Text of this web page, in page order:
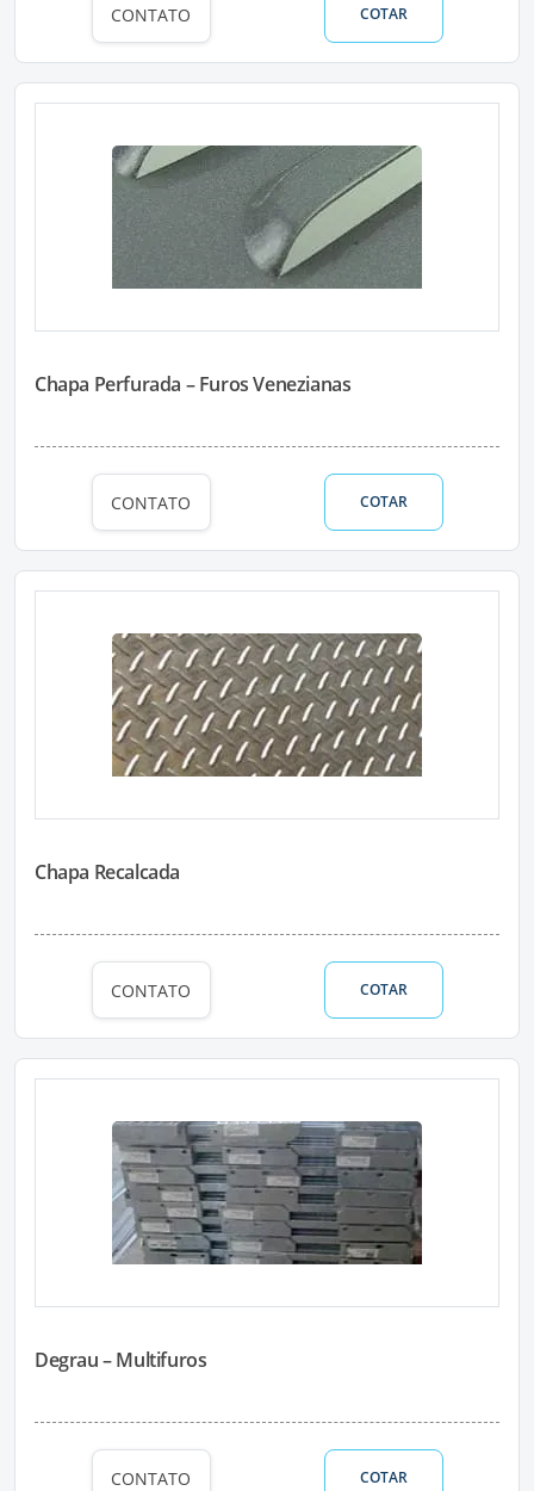
CONTATO COTAR
Chapa Perfurada – Furos Venezianas
CONTATO COTAR
Chapa Recalcada
CONTATO COTAR
Degrau – Multifuros
CONTATO COTAR